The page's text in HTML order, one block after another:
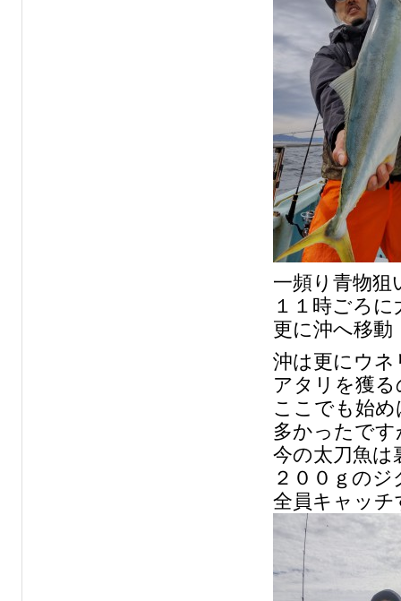
一頻り青物狙
１１時ごろ
更に沖へ移動
沖は更にウネ
アタリを獲
ここでも始
多かったで
今の太刀魚は
２００ｇの
全員キャッ